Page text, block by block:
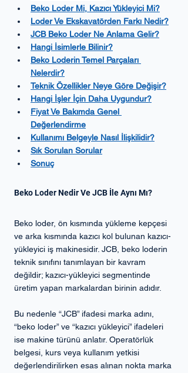
Beko Loder Mi, Kazıcı Yükleyici Mi?
Loder Ve Ekskavatörden Farkı Nedir?
JCB Beko Loder Ne Anlama Gelir?
Hangi İsimlerle Bilinir?
Beko Loderin Temel Parçaları
Nelerdir?
Teknik Özellikler Neye Göre Değişir?
Hangi İşler İçin Daha Uygundur?
Fiyat Ve Bakımda Genel
Değerlendirme
Kullanımı Belgeyle Nasıl İlişkilidir?
Sık Sorulan Sorular
Sonuç
Beko Loder Nedir Ve JCB İle Aynı Mı?
Beko loder, ön kısmında yükleme kepçesi
ve arka kısmında kazıcı kol bulunan kazıcı-
yükleyici iş makinesidir. JCB, beko loderin
teknik sınıfını tanımlayan bir kavram
değildir; kazıcı-yükleyici segmentinde
üretim yapan markalardan birinin adıdır.
Bu nedenle “JCB” ifadesi marka adını,
“beko loder” ve “kazıcı yükleyici” ifadeleri
ise makine türünü anlatır. Operatörlük
belgesi, kurs veya kullanım yetkisi
değerlendirilirken esas alınan nokta marka